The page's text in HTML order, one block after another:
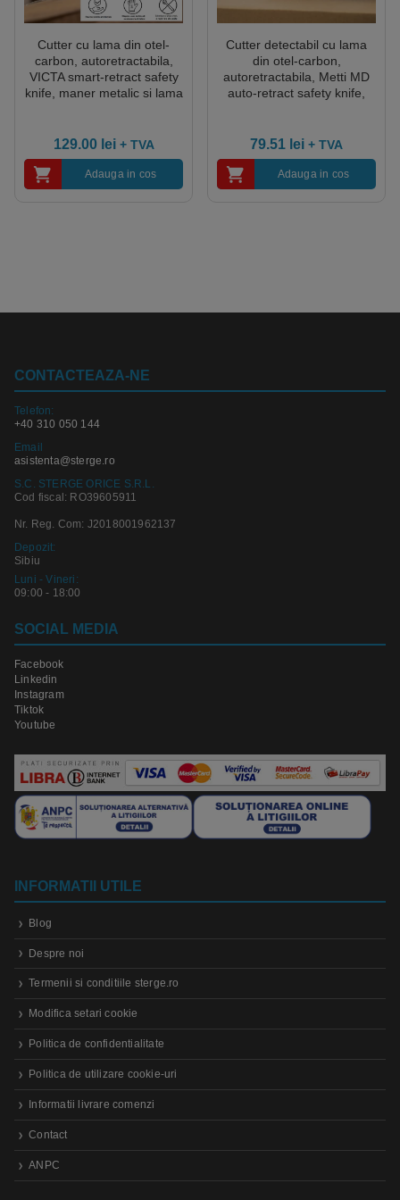
Cutter cu lama din otel-
carbon, autoretractabila,
VICTA smart-retract safety
knife, maner metalic si lama
contactul cu materialul de
taiat
129.00 lei + TVA
Adauga in cos
Cutter detectabil cu lama
din otel-carbon,
autoretractabila, Metti MD
auto-retract safety knife,
industria alimentara, farma
79.51 lei + TVA
Adauga in cos
CONTACTEAZA-NE
Telefon:
+40 310 050 144
Email
asistenta@sterge.ro
S.C. STERGE ORICE S.R.L.
Cod fiscal: RO39605911
Nr. Reg. Com: J2018001962137
Depozit:
Sibiu
Luni - Vineri:
09:00 - 18:00
SOCIAL MEDIA
Facebook
Linkedin
Instagram
Tiktok
Youtube
INFORMATII UTILE
Blog
Despre noi
Termenii si conditiile sterge.ro
Modifica setari cookie
Politica de confidentialitate
Politica de utilizare cookie-uri
Informatii livrare comenzi
Contact
ANPC